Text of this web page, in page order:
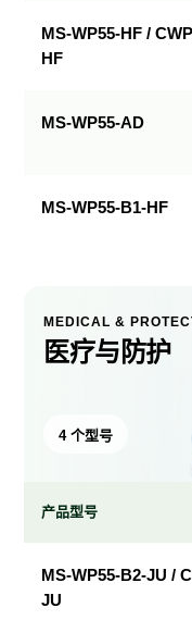
MS-WP55-HF /
HF
MS-WP55-AD
MS-WP55-B1-HF
MEDICAL &
医疗与防护
4 个型号
与
产品型号
MS-WP55-B2-JU /
JU